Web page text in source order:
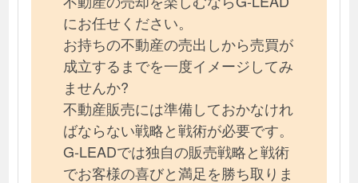
にお任せください。
お持ちの不動産の売出しから売買が
成立するまでを一度イメージしてみ
ませんか?
不動産販売には準備しておかなけれ
ばならない戦略と戦術が必要です。
G-LEADでは独自の販売戦略と戦術
でお客様の喜びと満足を勝ち取りま